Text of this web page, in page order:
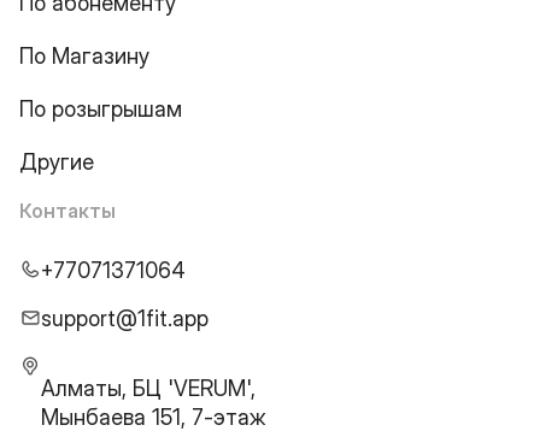
По Магазину
По розыгрышам
Другие
Контакты
+77071371064
support@1fit.app
Алматы, БЦ 'VERUM',
Мынбаева 151, 7-этаж